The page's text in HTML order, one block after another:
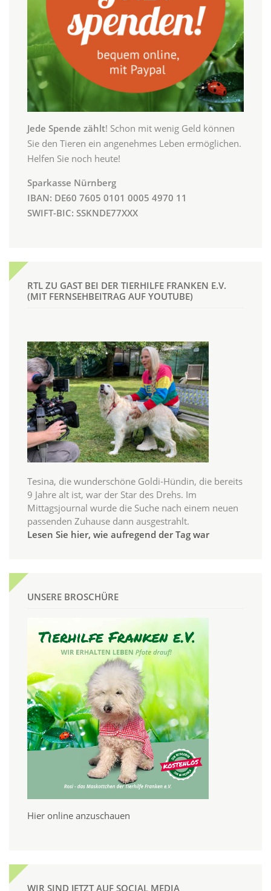
Jede Spende zählt! Schon mit wenig Geld können
Sie den Tieren ein angenehmes Leben ermöglichen.
Helfen Sie noch heute!
Sparkasse Nürnberg
IBAN: DE60 7605 0101 0005 4970 11
SWIFT-BIC: SSKNDE77XXX
RTL ZU GAST BEI DER TIERHILFE FRANKEN E.V.
(MIT FERNSEHBEITRAG AUF YOUTUBE)
Tesina, die wunderschöne Goldi-Hündin, die bereits
9 Jahre alt ist, war der Star des Drehs. Im
Mittagsjournal wurde die Suche nach einem neuen
passenden Zuhause dann ausgestrahlt.
Lesen Sie hier, wie aufregend der Tag war
UNSERE BROSCHÜRE
Hier online anzuschauen
WIR SIND JETZT AUF SOCIAL MEDIA